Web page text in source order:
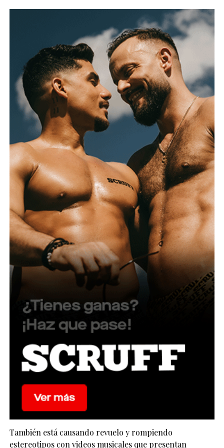
También está causando revuelo y rompiendo
estereotipos con videos musicales que presentan